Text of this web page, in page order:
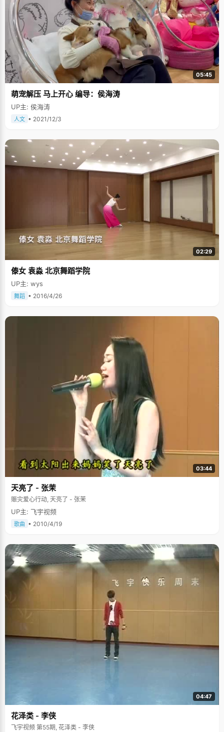
05:45
萌宠解压 马上开心 编导：侯海涛
UP主: 侯海涛
人文 • 2021/12/3
02:29
傣女 袁淼 北京舞蹈学院
UP主: wys
舞蹈 • 2016/4/26
03:44
天亮了 - 张茉
赈灾爱心行动, 天亮了 - 张茉
UP主: 飞宇视频
歌曲 • 2010/4/19
04:47
花泽类 - 李侠
飞宇视频 第55期, 花泽类 - 李侠